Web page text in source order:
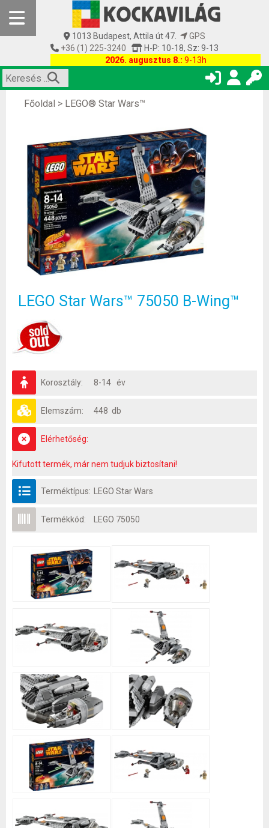
1013 Budapest, Attila út 47.
GPS
+36 (1) 225-3240
H-P: 10-18, Sz: 9-13
2026. augusztus 8.: 9-13h
Főoldal > LEGO® Star Wars™
LEGO Star Wars™ 75050 B-Wing™
Korosztály: 8-14 év
Elemszám: 448 db
Elérhetőség:
Kifutott termék, már nem tudjuk biztosítani!
Terméktípus: LEGO Star Wars
Termékkód: LEGO 75050